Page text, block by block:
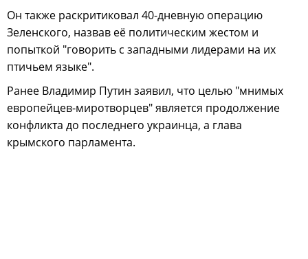
Он также раскритиковал 40-дневную операцию
Зеленского, назвав её политическим жестом и
попыткой "говорить с западными лидерами на их
птичьем языке".
Ранее Владимир Путин заявил, что целью "мнимых
европейцев-миротворцев" является продолжение
конфликта до последнего украинца, а глава
крымского парламента.